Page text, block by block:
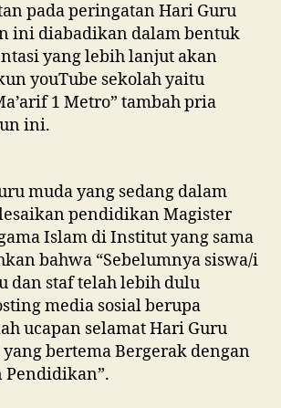
pada peringatan Hari Guru
ini diabadikan dalam bentuk
yang lebih lanjut akan
youTube sekolah yaitu
1 Metro” tambah pria
ini.
muda yang sedang dalam
pendidikan Magister
Islam di Institut yang sama
bahwa “Sebelumnya siswa/i
dan staf telah lebih dulu
media sosial berupa
ucapan selamat Hari Guru
bertema Bergerak dengan